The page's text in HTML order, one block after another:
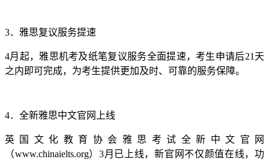
3．雅思复议服务提速
4月起，雅思机考及纸笔复议服务全面提速，考生申请后21天
之内即可完成，为考生提供更加及时、可靠的服务保障。
4．全新雅思中文官网上线
英国文化教育协会雅思考试全新中文官网
（www.chinaielts.org）3月已上线，新官网不仅颜值在线，功